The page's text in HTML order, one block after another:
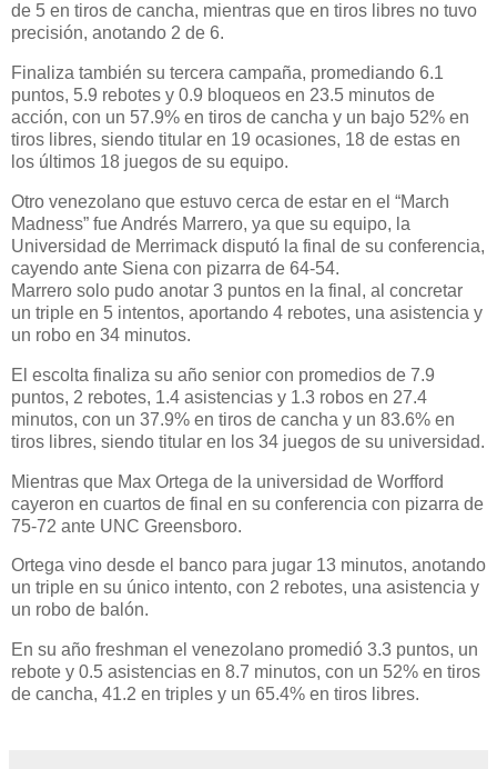
de 5 en tiros de cancha, mientras que en tiros libres no tuvo
precisión, anotando 2 de 6.
Finaliza también su tercera campaña, promediando 6.1
puntos, 5.9 rebotes y 0.9 bloqueos en 23.5 minutos de
acción, con un 57.9% en tiros de cancha y un bajo 52% en
tiros libres, siendo titular en 19 ocasiones, 18 de estas en
los últimos 18 juegos de su equipo.
Otro venezolano que estuvo cerca de estar en el “March
Madness” fue Andrés Marrero, ya que su equipo, la
Universidad de Merrimack disputó la final de su conferencia,
cayendo ante Siena con pizarra de 64-54.
Marrero solo pudo anotar 3 puntos en la final, al concretar
un triple en 5 intentos, aportando 4 rebotes, una asistencia y
un robo en 34 minutos.
El escolta finaliza su año senior con promedios de 7.9
puntos, 2 rebotes, 1.4 asistencias y 1.3 robos en 27.4
minutos, con un 37.9% en tiros de cancha y un 83.6% en
tiros libres, siendo titular en los 34 juegos de su universidad.
Mientras que Max Ortega de la universidad de Worfford
cayeron en cuartos de final en su conferencia con pizarra de
75-72 ante UNC Greensboro.
Ortega vino desde el banco para jugar 13 minutos, anotando
un triple en su único intento, con 2 rebotes, una asistencia y
un robo de balón.
En su año freshman el venezolano promedió 3.3 puntos, un
rebote y 0.5 asistencias en 8.7 minutos, con un 52% en tiros
de cancha, 41.2 en triples y un 65.4% en tiros libres.